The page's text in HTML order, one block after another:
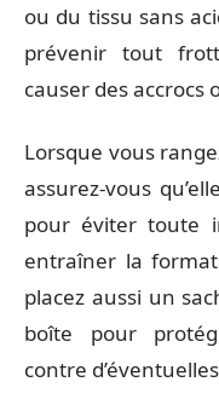
ou du tissu sans
prévenir tout
causer des accrocs
Lorsque vous
assurez-vous
pour éviter toute
entraîner la
placez aussi un
boîte pour
contre